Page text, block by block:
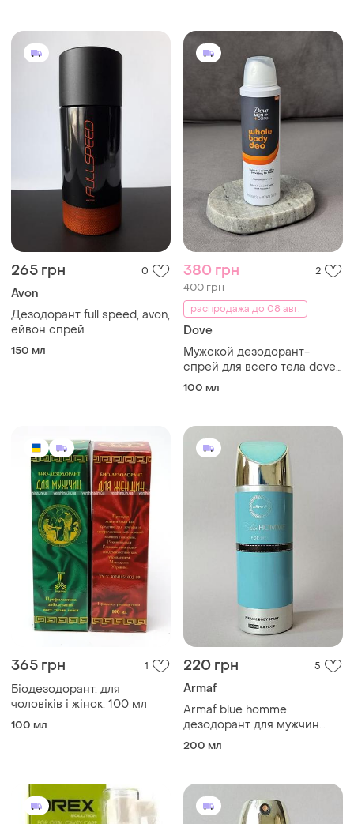
265 грн 0
Avon
Дезодорант full speed, avon,
ейвон спрей
150 мл
380 грн 2
400 грн
распродажа до 08 авг.
Dove
Мужской дезодорант-
спрей для всего тела dove
men+care whole body deo
100 мл
365 грн 1
Біодезодорант. для
чоловіків і жінок. 100 мл
100 мл
220 грн 5
Armaf
Armaf blue homme
дезодорант для мужчин
(оригинал)
200 мл